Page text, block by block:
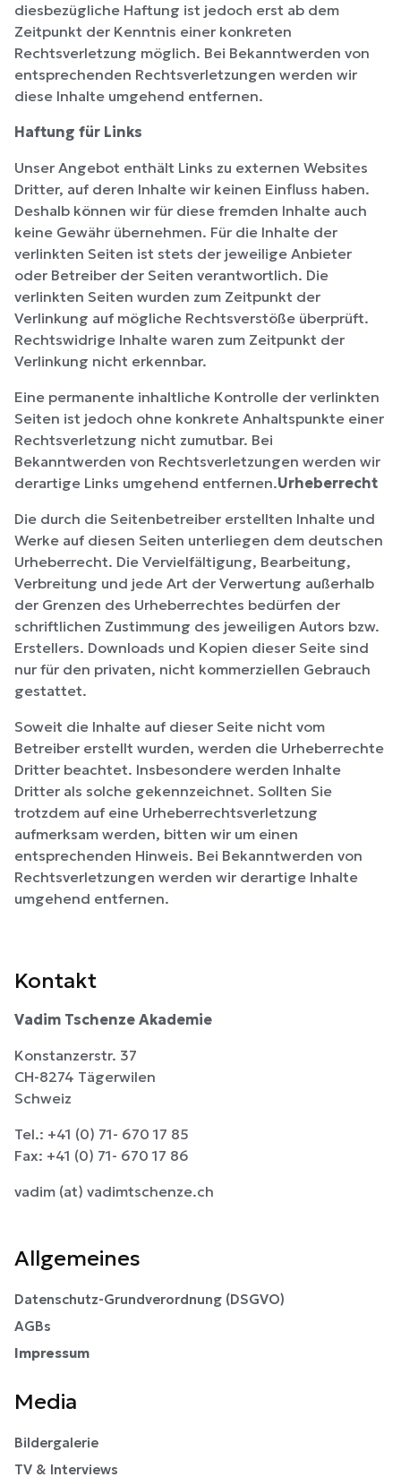
diesbezügliche Haftung ist jedoch erst ab dem
Zeitpunkt der Kenntnis einer konkreten
Rechtsverletzung möglich. Bei Bekanntwerden von
entsprechenden Rechtsverletzungen werden wir
diese Inhalte umgehend entfernen.
Haftung für Links
Unser Angebot enthält Links zu externen Websites
Dritter, auf deren Inhalte wir keinen Einfluss haben.
Deshalb können wir für diese fremden Inhalte auch
keine Gewähr übernehmen. Für die Inhalte der
verlinkten Seiten ist stets der jeweilige Anbieter
oder Betreiber der Seiten verantwortlich. Die
verlinkten Seiten wurden zum Zeitpunkt der
Verlinkung auf mögliche Rechtsverstöße überprüft.
Rechtswidrige Inhalte waren zum Zeitpunkt der
Verlinkung nicht erkennbar.
Eine permanente inhaltliche Kontrolle der verlinkten
Seiten ist jedoch ohne konkrete Anhaltspunkte einer
Rechtsverletzung nicht zumutbar. Bei
Bekanntwerden von Rechtsverletzungen werden wir
derartige Links umgehend entfernen.Urheberrecht
Die durch die Seitenbetreiber erstellten Inhalte und
Werke auf diesen Seiten unterliegen dem deutschen
Urheberrecht. Die Vervielfältigung, Bearbeitung,
Verbreitung und jede Art der Verwertung außerhalb
der Grenzen des Urheberrechtes bedürfen der
schriftlichen Zustimmung des jeweiligen Autors bzw.
Erstellers. Downloads und Kopien dieser Seite sind
nur für den privaten, nicht kommerziellen Gebrauch
gestattet.
Soweit die Inhalte auf dieser Seite nicht vom
Betreiber erstellt wurden, werden die Urheberrechte
Dritter beachtet. Insbesondere werden Inhalte
Dritter als solche gekennzeichnet. Sollten Sie
trotzdem auf eine Urheberrechtsverletzung
aufmerksam werden, bitten wir um einen
entsprechenden Hinweis. Bei Bekanntwerden von
Rechtsverletzungen werden wir derartige Inhalte
umgehend entfernen.
Kontakt
Vadim Tschenze Akademie
Konstanzerstr. 37
CH-8274 Tägerwilen
Schweiz
Tel.: +41 (0) 71- 670 17 85
Fax: +41 (0) 71- 670 17 86
vadim (at) vadimtschenze.ch
Allgemeines
Datenschutz-Grundverordnung (DSGVO)
AGBs
Impressum
Media
Bildergalerie
TV & Interviews